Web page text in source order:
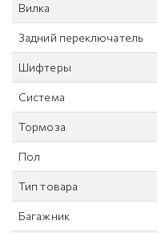
Вилка
Задний переключатель
Шифтеры
Система
Тормоза
Пол
Тип товара
Багажник